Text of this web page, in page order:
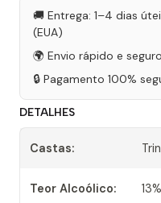
🚚 Entrega: 1–4 dias
(EUA)
🌍 Envio rápido e
🔒 Pagamento 100%
DETALHES
Castas:
Teor Alcoólico: 13%